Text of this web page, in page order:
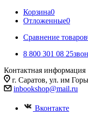
Корзина0
Отложенные0
Сравнение товаров
8 800 301 08 25
Контактная информация
г. Саратов, ул. им
inbookshop@mail.ru
Вконтакте